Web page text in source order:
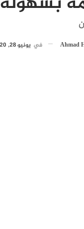
Ahmad في يونيو 28, 2020